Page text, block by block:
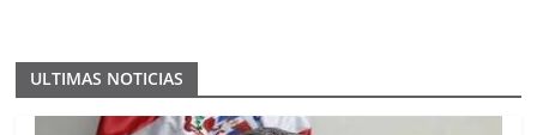
ULTIMAS NOTICIAS